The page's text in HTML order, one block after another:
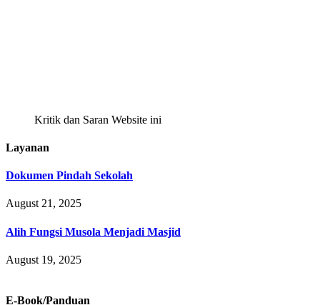
Kritik dan Saran Website ini
Layanan
Dokumen Pindah Sekolah
August 21, 2025
Alih Fungsi Musola Menjadi Masjid
August 19, 2025
E-Book/Panduan